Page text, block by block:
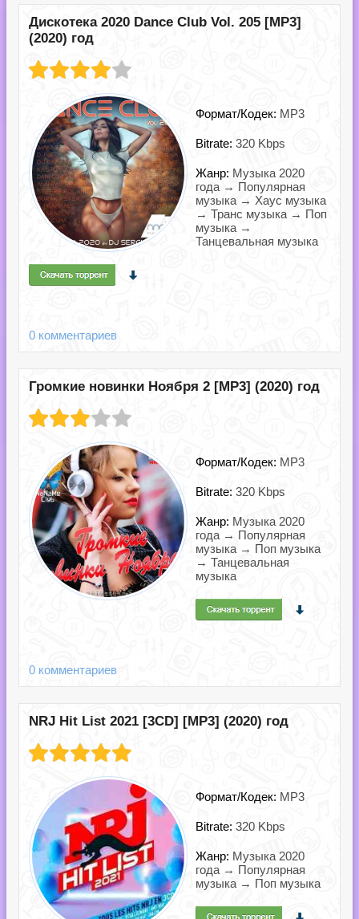
Дискотека 2020 Dance Club Vol. 205 [MP3]
(2020) год
Формат/Кодек: MP3
Bitrate: 320 Kbps
Жанр: Музыка 2020
года → Популярная
музыка → Хаус музыка
→ Транс музыка → Поп
музыка →
Танцевальная музыка
0 комментариев
Громкие новинки Ноября 2 [MP3] (2020) год
Формат/Кодек: MP3
Bitrate: 320 Kbps
Жанр: Музыка 2020
года → Популярная
музыка → Поп музыка
→ Танцевальная
музыка
0 комментариев
NRJ Hit List 2021 [3CD] [MP3] (2020) год
Формат/Кодек: MP3
Bitrate: 320 Kbps
Жанр: Музыка 2020
года → Популярная
музыка → Поп музыка